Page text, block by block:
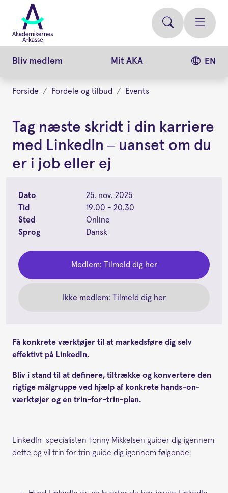
videre
hovedindhold
Bliv medlem Mit AKA EN
Forside Fordele og tilbud Events
Tag næste skridt i din karriere
med LinkedIn – uanset om du
er i job eller ej
Dato
25. nov. 2025
Tid
19.00 - 20.30
Sted
Online
Sprog
Dansk
Medlem: Tilmeld dig her
Ikke medlem: Tilmeld dig her
Få konkrete værktøjer til at markedsføre dig selv
effektivt på LinkedIn.
Bliv i stand til at definere, tiltrække og konvertere den
rigtige målgruppe ved hjælp af konkrete hands-on-
værktøjer og en trin-for-trin-plan.
LinkedIn-specialisten Tonny Mikkelsen guider dig igennem
dette og vil trin for trin guide dig igennem følgende: